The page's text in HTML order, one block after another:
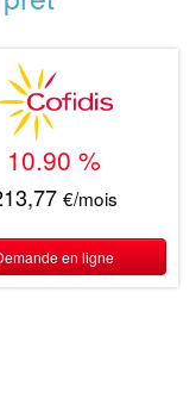
10.90 %
€/mois
en ligne